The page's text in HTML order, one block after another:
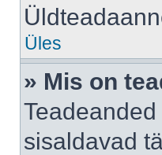
Üles
» Mis on
sisaldavad